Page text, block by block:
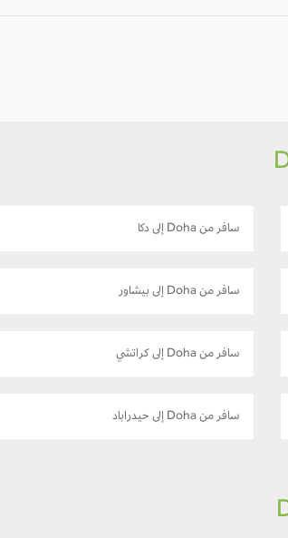
سافر من Doha إلى دكا
سافر من Doha إلى بيشاور
سافر من Doha إلى كراتشي
سافر من Doha إلى حيدراباد